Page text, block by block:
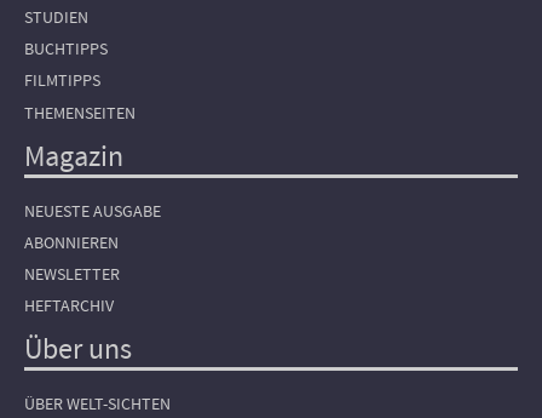
STUDIEN
BUCHTIPPS
FILMTIPPS
THEMENSEITEN
Magazin
NEUESTE AUSGABE
ABONNIEREN
NEWSLETTER
HEFTARCHIV
Über uns
ÜBER WELT-SICHTEN